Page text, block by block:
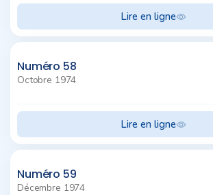
Lire en ligne
Numéro 58
Octobre 1974
Lire en ligne
Numéro 59
Décembre 1974